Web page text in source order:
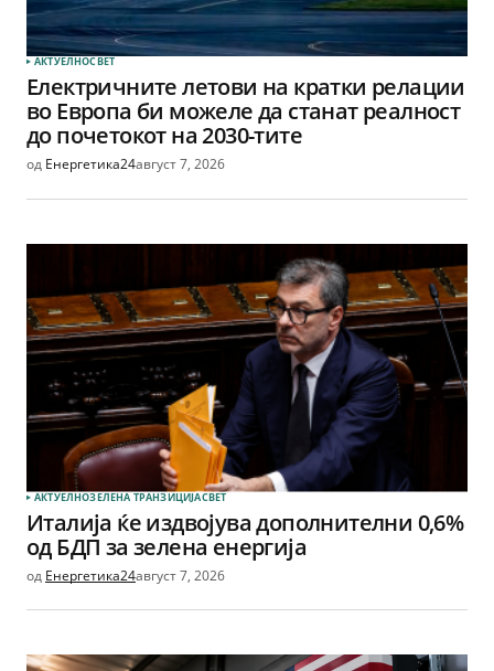
АКТУЕЛНОСВЕТ
Електричните летови на кратки релации
во Европа би можеле да станат реалност
до почетокот на 2030-тите
од Енергетика24август 7, 2026
АКТУЕЛНОЗЕЛЕНА ТРАНЗИЦИЈАСВЕТ
Италија ќе издвојува дополнителни 0,6%
од БДП за зелена енергија
од Енергетика24август 7, 2026